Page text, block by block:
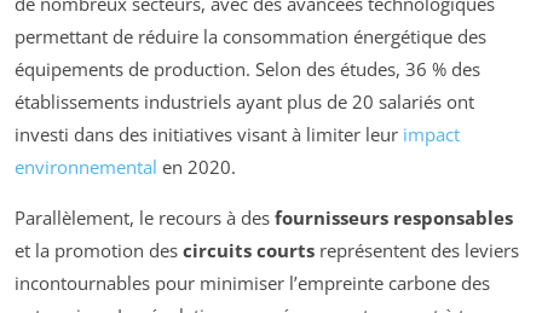
permettant de réduire la consommation énergétique des
équipements de production. Selon des études, 36 % des
établissements industriels ayant plus de 20 salariés ont
investi dans des initiatives visant à limiter leur impact
environnemental en 2020.
Parallèlement, le recours à des fournisseurs responsables
et la promotion des circuits courts représentent des leviers
incontournables pour minimiser l’empreinte carbone des